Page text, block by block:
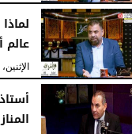
الإثنين، 3 أغسطس 2026